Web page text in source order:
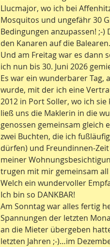
Llucmajor, wo ich bei
Mosquitos und ungefähr 30
Bedingungen anzupassen! ;-
den Kanaren auf die Balearen.
Und am Freitag war es dann
ich nun bis 30. Juni 2026
Es war ein wunderbarer
wurde, mit der ich eine
2012 in Port Soller, wo ich
ließ uns die Maklerin in die
genossen gemeinsam gleich
zwei Buchten, die ich
dürfen) und Freundinnen-
meiner
trugen mit mir gemeinsam all
Welch ein wundervoller
Ich bin so DANKBAR!
Am Sonntag war alles fertig
Spannungen der letzten
an die Mieter übergeben
letzten Jahren ;-)…im